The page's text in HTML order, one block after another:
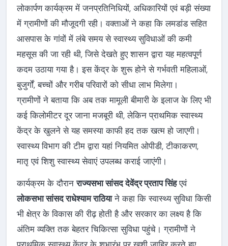
लोकार्पण कार्यक्रम में जनप्रतिनिधियों, अधिकारियों एवं बड़ी संख्या
में ग्रामीणों की मौजूदगी रही। वक्ताओं ने कहा कि लमडांड सहित
आसपास के गांवों में लंबे समय से स्वास्थ्य सुविधाओं की कमी
महसूस की जा रही थी, जिसे देखते हुए शासन द्वारा यह महत्वपूर्ण
कदम उठाया गया है। इस केंद्र के शुरू होने से गर्भवती महिलाओं,
बुजुर्गों, बच्चों और गरीब परिवारों को सीधा लाभ मिलेगा।
ग्रामीणों ने बताया कि अब तक मामूली बीमारी के इलाज के लिए भी
कई किलोमीटर दूर जाना मजबूरी थी, लेकिन प्राथमिक स्वास्थ्य
केंद्र के खुलने से यह समस्या काफी हद तक खत्म हो जाएगी।
स्वास्थ्य विभाग की टीम द्वारा यहां नियमित ओपीडी, टीकाकरण,
मातृ एवं शिशु स्वास्थ्य सेवाएं उपलब्ध कराई जाएंगी।
कार्यक्रम के दौरानराज्यसभा सांसद देवेंद्र प्रताप सिंहएवं
लोकसभा सांसद राधेश्याम राठियाने कहा कि स्वास्थ्य सुविधा किसी
भी क्षेत्र के विकास की रीढ़ होती है और सरकार का लक्ष्य है कि
अंतिम व्यक्ति तक बेहतर चिकित्सा सुविधा पहुंचे। ग्रामीणों ने